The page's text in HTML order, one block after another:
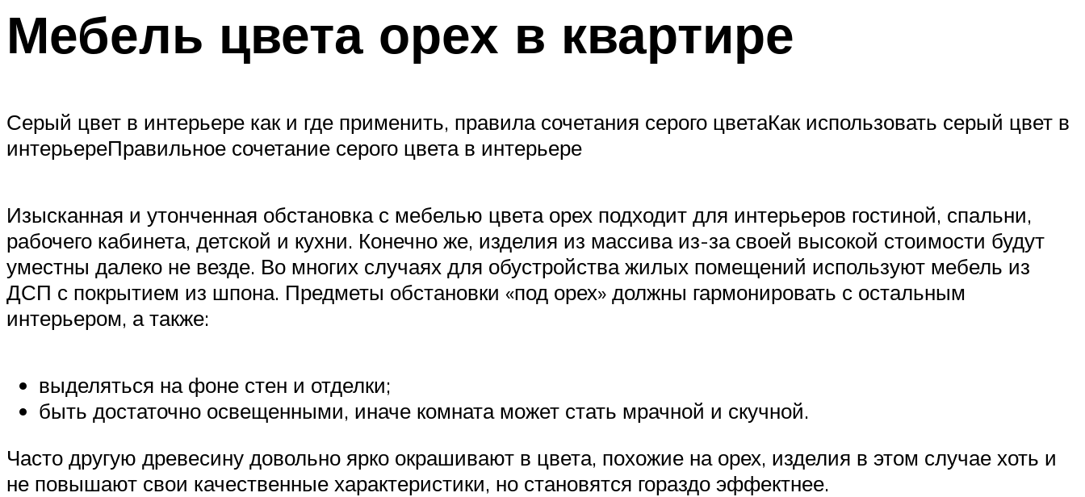
Мебель цвета орех в квартире
Серый цвет в интерьере как и где применить, правила сочетания серого цветаКак использовать серый цвет в
интерьереПравильное сочетание серого цвета в интерьере
Изысканная и утонченная обстановка с мебелью цвета орех подходит для интерьеров гостиной, спальни,
рабочего кабинета, детской и кухни. Конечно же, изделия из массива из-за своей высокой стоимости будут
уместны далеко не везде. Во многих случаях для обустройства жилых помещений используют мебель из
ДСП с покрытием из шпона. Предметы обстановки «под орех» должны гармонировать с остальным
интерьером, а также:
выделяться на фоне стен и отделки;
быть достаточно освещенными, иначе комната может стать мрачной и скучной.
Часто другую древесину довольно ярко окрашивают в цвета, похожие на орех, изделия в этом случае хоть и
не повышают свои качественные характеристики, но становятся гораздо эффектнее.